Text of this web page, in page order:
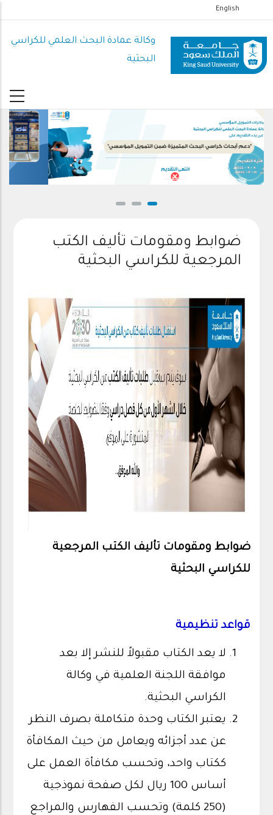
إلى
المحتوى
الرئيسي
English
وكالة عمادة البحث العلمي للكراسي
البحثية
ضوابط ومقومات تأليف الكتب
المرجعية للكراسي البحثية
ضوابط ومقومات تأليف الكتب المرجعية
للكراسي البحثية
قواعد تنظيمية
لا يعد الكتاب مقبولاً للنشر إلا بعد
موافقة اللجنة العلمية في وكالة
الكراسي البحثية.
يعتبر الكتاب وحدة متكاملة بصرف النظر
عن عدد أجزائه ويعامل من حيث المكافأة
ككتاب واحد، وتحسب مكافأة العمل على
أساس 100 ريال لكل صفحة نموذجية
(250 كلمة) وتحسب الفهارس والمراجع